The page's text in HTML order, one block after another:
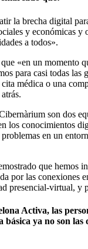
la brecha digital
y económicas y
a todos».
«en un momento
para casi todas las
médica o una
son dos
los conocimientos
en un
que hemos
por las conexiones
presencial-virtual, y
Activa, las
ya no son las